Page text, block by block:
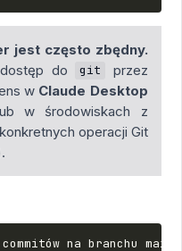
jest często zbędny.
do
git
przez
w Claude Desktop
w środowiskach z
operacji Git
na branchu